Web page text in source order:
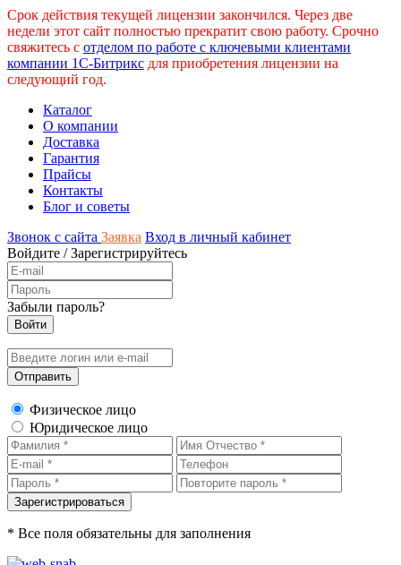
Срок действия текущей лицензии закончился. Через две
недели этот сайт полностью прекратит свою работу. Срочно
свяжитесь с отделом по работе с ключевыми клиентами
компании 1С-Битрикс для приобретения лицензии на
следующий год.
Каталог
О компании
Доставка
Гарантия
Прайсы
Контакты
Блог и советы
Звонок с сайта Заявка Вход в личный кабинет
Войдите /Зарегистрируйтесь
Забыли пароль?
Физическое лицо
Юридическое лицо
* Все поля обязательны для заполнения